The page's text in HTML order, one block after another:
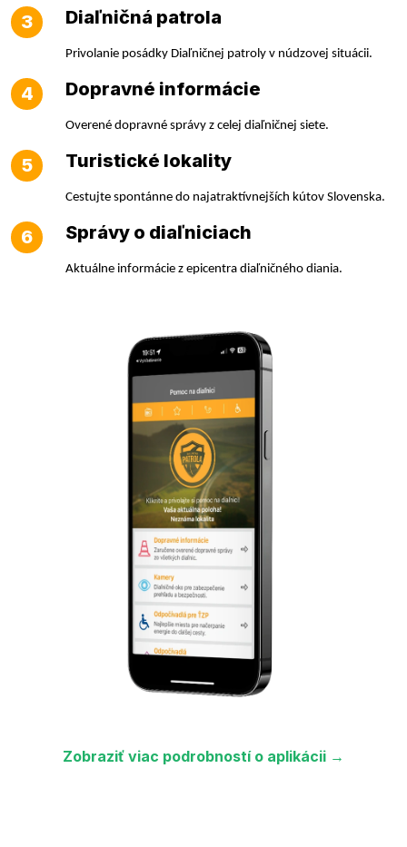
Diaľničná patrola
Privolanie posádky Diaľničnej patroly v núdzovej situácii.
3
4 Dopravné informácie
Overené dopravné správy z celej diaľničnej siete.
5 Turistické lokality
Cestujte spontánne do najatraktívnejších kútov Slovenska.
6 Správy o diaľniciach
Aktuálne informácie z epicentra diaľničného diania.
Zobraziť viac podrobností o aplikácii →